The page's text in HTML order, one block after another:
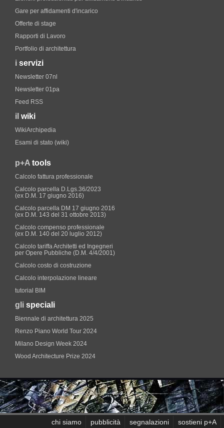
Gare per affidamenti d'incarico
Offerte di stage
Rapporti di Lavoro
Portfolio di architettura
i servizi
Newsletter 07nl
Newsletter 01pa
Feed RSS
il wiki
WikiArchipedia
Esami di stato (wiki)
p+A tools
Calcolo fattura professionale
Calcolo parcella D.Lgs.36/2023
(ex D.M. 17 giugno 2016)
Calcolo parcella DM 17 giugno 2016
(ex D.M. 143 del 31 ottobre 2013)
Calcolo compenso professionale
(ex D.M. 140 del 20 luglio 2012)
Calcolo tariffa Architetti ed Ingegneri
per Opere Pubbliche (D.M. 4/4/2001)
Calcolo costo di costruzione
Calcolo interpolazione lineare
tutorial BIM
gli speciali
Biennale di architettura 2025
Renzo Piano World Tour 2024
Milano Design Week 2024
Wood Architecture Prize 2024
chi siamo pubblicità segnalazioni sostieni p+A